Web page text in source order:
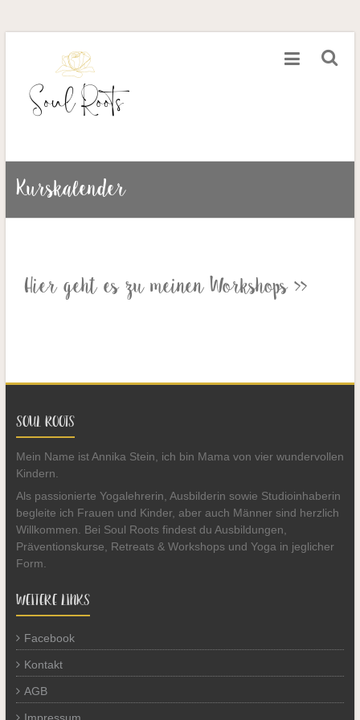
Kurskalender
Hier geht es zu meinen Workshops >>
SOUL ROOTS
Mein Name ist Annika Stein, ich bin Mama von vier wundervollen
Kindern.
Als passionierte Yogalehrerin, Ausbilderin sowie Studioinhaberin
begleite ich Frauen und Kinder, aber auch Männer sind herzlich
Willkommen. Bei Soul Roots findest du Ausbildungen,
Präventionskurse, Retreats & Workshops und Yoga in jeglicher
Form.
WEITERE LINKS
Facebook
Kontakt
AGB